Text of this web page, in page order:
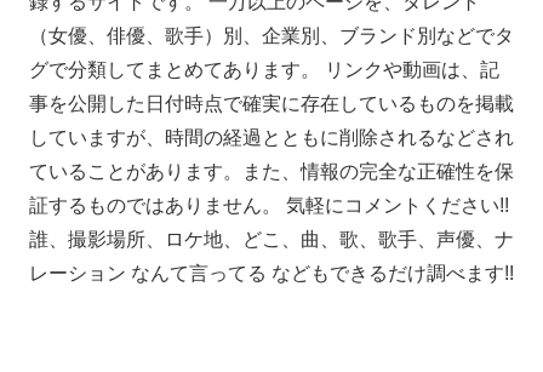
（女優、俳優、歌手）別、企業別、ブランド別などでタ
グで分類してまとめてあります。 リンクや動画は、記
事を公開した日付時点で確実に存在しているものを掲載
していますが、時間の経過とともに削除されるなどされ
ていることがあります。また、情報の完全な正確性を保
証するものではありません。 気軽にコメントください!!
誰、撮影場所、ロケ地、どこ、曲、歌、歌手、声優、ナ
レーション なんて言ってる などもできるだけ調べます!!